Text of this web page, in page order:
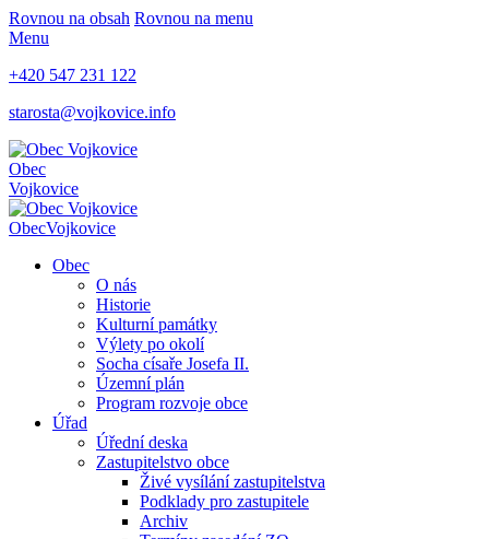
Rovnou na obsah Rovnou na menu
Menu
+420 547 231 122
starosta@vojkovice.info
Obec
Vojkovice
ObecVojkovice
Obec
O nás
Historie
Kulturní památky
Výlety po okolí
Socha císaře Josefa II.
Územní plán
Program rozvoje obce
Úřad
Úřední deska
Zastupitelstvo obce
Živé vysílání zastupitelstva
Podklady pro zastupitele
Archiv